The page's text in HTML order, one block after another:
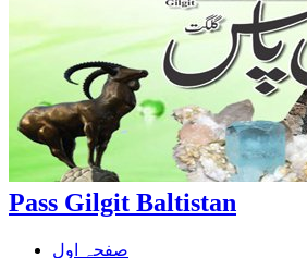
Pass Gilgit Baltistan
صفحہ اول